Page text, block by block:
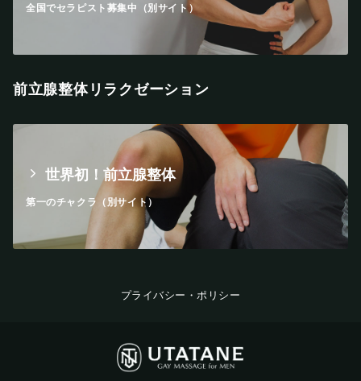
全国でセラピスト募集中（別サイト）
前立腺整体リラクゼーション
世界初！前立腺整体
第一のチャクラ（別サイト）
プライバシー・ポリシー